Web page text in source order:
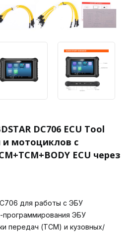
DC706 ECU Tool
мотоциклов с
ECU через
для работы с ЭБУ
ЭБУ
передач (TCM) и кузовных/